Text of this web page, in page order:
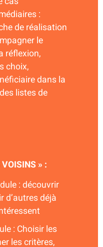
:
de réalisation
le
réflexion,
choix,
dans la
listes de
» :
: découvrir
d’autres déjà
: Choisir les
les critères,